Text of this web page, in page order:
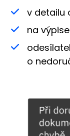
v detailu
na
o